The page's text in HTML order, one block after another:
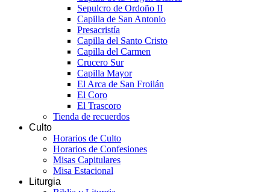
Sepulcro de Ordoño II
Capilla de San Antonio
Presacristía
Capilla del Santo Cristo
Capilla del Carmen
Crucero Sur
Capilla Mayor
El Arca de San Froilán
El Coro
El Trascoro
Tienda de recuerdos
Culto
Horarios de Culto
Horarios de Confesiones
Misas Capitulares
Misa Estacional
Liturgia